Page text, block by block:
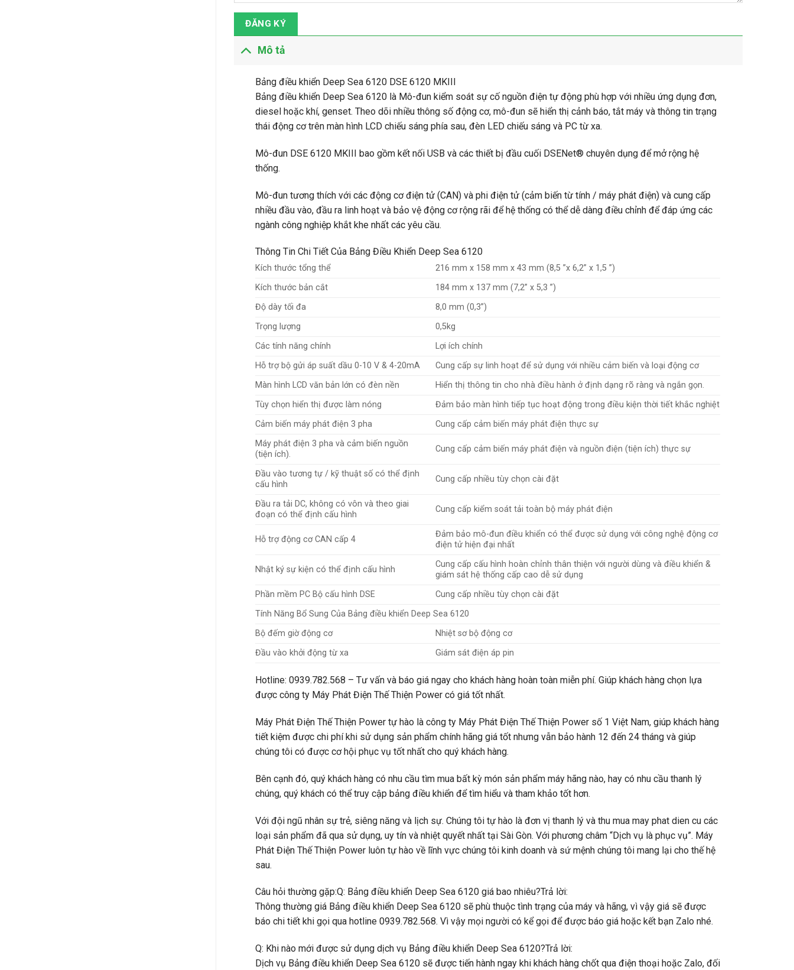
ĐĂNG KÝ
Mô tả
Bảng điều khiển Deep Sea 6120 DSE 6120 MKIII
Bảng điều khiển Deep Sea 6120 là Mô-đun kiểm soát sự cố nguồn điện tự động phù hợp với nhiều ứng dụng đơn,
diesel hoặc khí, genset. Theo dõi nhiều thông số động cơ, mô-đun sẽ hiển thị cảnh báo, tắt máy và thông tin trạng
thái động cơ trên màn hình LCD chiếu sáng phía sau, đèn LED chiếu sáng và PC từ xa.
Mô-đun DSE 6120 MKIII bao gồm kết nối USB và các thiết bị đầu cuối DSENet® chuyên dụng để mở rộng hệ
thống.
Mô-đun tương thích với các động cơ điện tử (CAN) và phi điện tử (cảm biến từ tính / máy phát điện) và cung cấp
nhiều đầu vào, đầu ra linh hoạt và bảo vệ động cơ rộng rãi để hệ thống có thể dễ dàng điều chỉnh để đáp ứng các
ngành công nghiệp khắt khe nhất các yêu cầu.
Thông Tin Chi Tiết Của Bảng Điều Khiển Deep Sea 6120
Kích thước tổng thể
216 mm x 158 mm x 43 mm (8,5 ”x 6,2” x 1,5 ”)
Kích thước bản cắt
184 mm x 137 mm (7,2” x 5,3 ”)
Độ dày tối đa
8,0 mm (0,3”)
Trọng lượng
0,5kg
Các tính năng chính
Lợi ích chính
Hỗ trợ bộ gửi áp suất dầu 0-10 V & 4-20mA
Cung cấp sự linh hoạt để sử dụng với nhiều cảm biến và loại động cơ
Màn hình LCD văn bản lớn có đèn nền
Hiển thị thông tin cho nhà điều hành ở định dạng rõ ràng và ngắn gọn.
Tùy chọn hiển thị được làm nóng
Đảm bảo màn hình tiếp tục hoạt động trong điều kiện thời tiết khắc nghiệt
Cảm biến máy phát điện 3 pha
Cung cấp cảm biến máy phát điện thực sự
Máy phát điện 3 pha và cảm biến nguồn
(tiện ích).
Cung cấp cảm biến máy phát điện và nguồn điện (tiện ích) thực sự
Đầu vào tương tự / kỹ thuật số có thể định
cấu hình
Cung cấp nhiều tùy chọn cài đặt
Đầu ra tải DC, không có vôn và theo giai
đoạn có thể định cấu hình
Cung cấp kiểm soát tải toàn bộ máy phát điện
Hỗ trợ động cơ CAN cấp 4
Đảm bảo mô-đun điều khiển có thể được sử dụng với công nghệ động cơ
điện tử hiện đại nhất
Nhật ký sự kiện có thể định cấu hình
Cung cấp cấu hình hoàn chỉnh thân thiện với người dùng và điều khiển &
giám sát hệ thống cấp cao dễ sử dụng
Phần mềm PC Bộ cấu hình DSE
Cung cấp nhiều tùy chọn cài đặt
Tính Năng Bổ Sung Của Bảng điều khiển Deep Sea 6120
Bộ đếm giờ động cơ
Nhiệt sơ bộ động cơ
Đầu vào khởi động từ xa
Giám sát điện áp pin
Hotline: 0939.782.568 – Tư vấn và báo giá ngay cho khách hàng hoàn toàn miễn phí. Giúp khách hàng chọn lựa
được công ty Máy Phát Điện Thế Thiện Power có giá tốt nhất.
Máy Phát Điện Thế Thiện Power tự hào là công ty Máy Phát Điện Thế Thiện Power số 1 Việt Nam, giúp khách hàng
tiết kiệm được chi phí khi sử dụng sản phẩm chính hãng giá tốt nhưng vẫn bảo hành 12 đến 24 tháng và giúp
chúng tôi có được cơ hội phục vụ tốt nhất cho quý khách hàng.
Bên cạnh đó, quý khách hàng có nhu cầu tìm mua bất kỳ món sản phẩm máy hãng nào, hay có nhu cầu thanh lý
chúng, quý khách có thể truy cập bảng điều khiển để tìm hiểu và tham khảo tốt hơn.
Với đội ngũ nhân sự trẻ, siêng năng và lịch sự. Chúng tôi tự hào là đơn vị thanh lý và thu mua may phat dien cu các
loại sản phẩm đã qua sử dụng, uy tín và nhiệt quyết nhất tại Sài Gòn. Với phương châm “Dịch vụ là phục vụ”. Máy
Phát Điện Thế Thiện Power luôn tự hào về lĩnh vực chúng tôi kinh doanh và sứ mệnh chúng tôi mang lại cho thế hệ
sau.
Câu hỏi thường gặp:Q: Bảng điều khiển Deep Sea 6120 giá bao nhiêu?Trả lời:
Thông thường giá Bảng điều khiển Deep Sea 6120 sẽ phù thuộc tình trạng của máy và hãng, vì vậy giá sẽ được
báo chi tiết khi gọi qua hotline 0939.782.568. Vì vậy mọi người có kể gọi để được báo giá hoặc kết bạn Zalo nhé.
Q: Khi nào mới được sử dụng dịch vụ Bảng điều khiển Deep Sea 6120?Trả lời:
Dịch vụ Bảng điều khiển Deep Sea 6120 sẽ được tiến hành ngay khi khách hàng chốt qua điện thoại hoặc Zalo, đối